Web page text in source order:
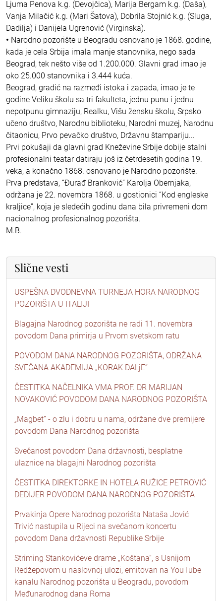
Ljuma Penova k.g. (Devojčica), Marija Bergam k.g. (Daša),
Vanja Milačić k.g. (Mari Šatova), Dobrila Stojnić k.g. (Sluga,
Dadilja) i Danijela Ugrenović (Virginska).
• Narodno pozorište u Beogradu osnovano je 1868. godine,
kada je cela Srbija imala manje stanovnika, nego sada
Beograd, tek nešto više od 1.200.000. Glavni grad imao je
oko 25.000 stanovnika i 3.444 kuća.
Beograd, gradić na razmeđi istoka i zapada, imao je te
godine Veliku školu sa tri fakulteta, jednu punu i jednu
nepotpunu gimnaziju, Realku, Višu žensku školu, Srpsko
učeno društvo, Narodnu biblioteku, Narodni muzej, Narodnu
čitaonicu, Prvo pevačko društvo, Državnu štampariju...
Prvi pokušaji da glavni grad Kneževine Srbije dobije stalni
profesionalni teatar datiraju još iz četrdesetih godina 19.
veka, a konačno 1868. osnovano je Narodno pozorište.
Prva predstava, “Đurađ Branković” Karolja Obernjaka,
održana je 22. novembra 1868. u gostionici “Kod engleske
kraljice”, koja je sledećih godinu dana bila privremeni dom
nacionalnog profesionalnog pozorišta.
M.B.
Slične vesti
USPEŠNA DVODNEVNA TURNEJA HORA NARODNOG
POZORIŠTA U ITALIJI
Blagajna Narodnog pozorišta ne radi 11. novembra
povodom Dana primirja u Prvom svetskom ratu
POVODOM DANA NARODNOG POZORIŠTA, ODRŽANA
SVEČANA AKADEMIJA „KORAK DALjE“
ČESTITKA NAČELNIKA VMA PROF. DR MARIJAN
NOVAKOVIĆ POVODOM DANA NARODNOG POZORIŠTA
„Magbet” - o zlu i dobru u nama, održane dve premijere
povodom Dana Narodnog pozorišta
Svečanost povodom Dana državnosti, besplatne
ulaznice na blagajni Narodnog pozorišta
ČESTITKA DIREKTORKE IN HOTELA RUŽICE PETROVIĆ
DEDIJER POVODOM DANA NARODNOG POZORIŠTA
Prvakinja Opere Narodnog pozorišta Nataša Jović
Trivić nastupila u Rijeci na svečanom koncertu
povodom Dana državnosti Republike Srbije
Striming Stankovićeve drame „Koštana”, s Usnijom
Redžepovom u naslovnoj ulozi, emitovan na YouTube
kanalu Narodnog pozorišta u Beogradu, povodom
Međunarodnog dana Roma